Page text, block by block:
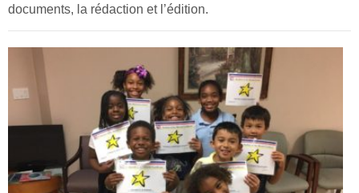
documents, la rédaction et l’édition.